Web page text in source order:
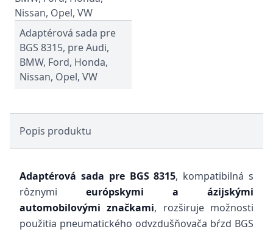
Adaptérová sada pre
BGS 8315, pre Audi,
BMW, Ford, Honda,
Nissan, Opel, VW
Popis produktu
Adaptérová sada pre BGS 8315, kompatibilná s
rôznymi európskymi a ázijskými
automobilovými značkami, rozširuje možnosti
použitia pneumatického odvzdušňovača bŕzd BGS